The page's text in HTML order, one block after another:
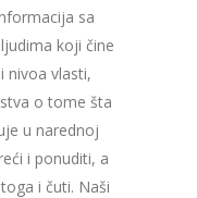
sa
koji čine
nivoa vlasti,
o tome šta
u narednoj
i ponuditi, a
i čuti. Naši